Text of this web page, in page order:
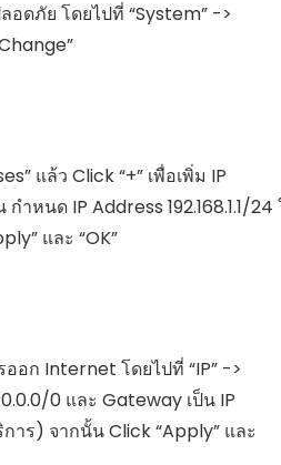
อดภัย โดยไปที่ “System” ->
แล้ว Click “+” เพื่อเพิ่ม IP
หนด IP Address 192.168.1.1/24
และ “OK”
อก Internet โดยไปที่ “IP” ->
0 และ Gateway เป็น IP
าร) จากนั้น Click “Apply” และ